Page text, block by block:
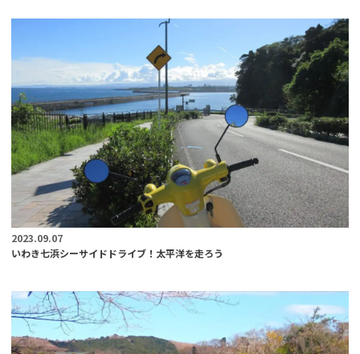
2023.09.07
いわき七浜シーサイドドライブ！太平洋を走ろう